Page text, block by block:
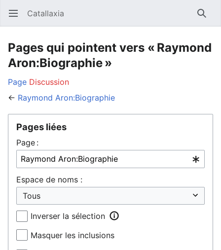
Ouvrir le menu principal Catallaxia
Pages qui pointent vers « Raymond
Aron:Biographie »
Page Discussion
← Raymond Aron:Biographie
Pages liées
Page :
Espace de noms :
Inverser la sélection
Masquer les inclusions